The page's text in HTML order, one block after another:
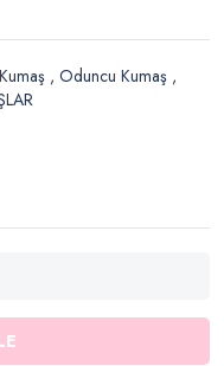
,Oduncu Kumaş ,